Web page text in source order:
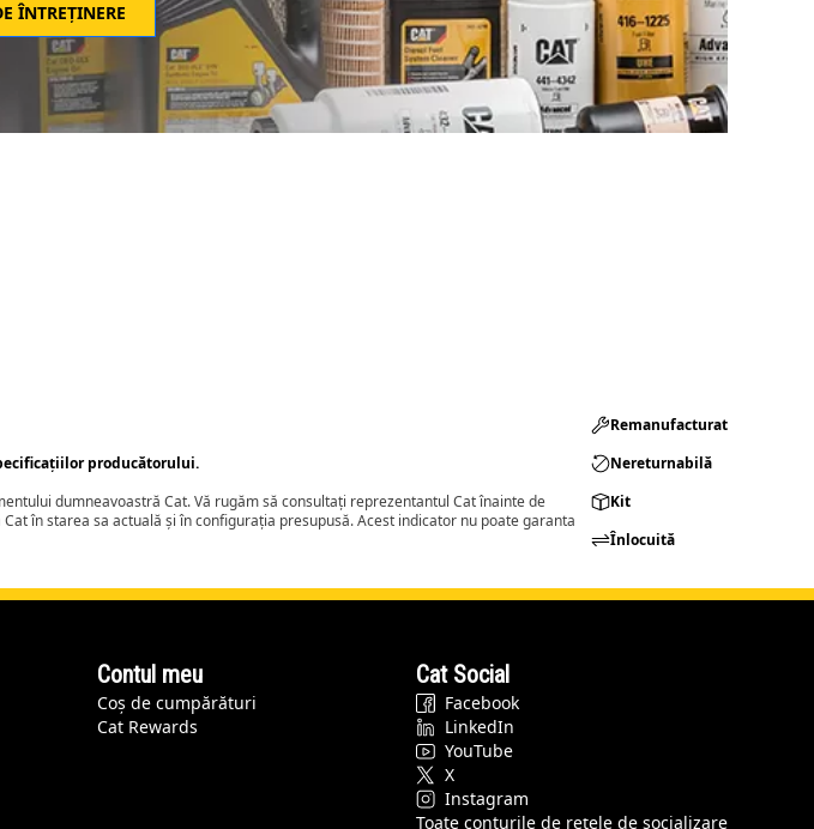
ÎNTREȚINERE
producătorului.
dumneavoastră Cat. Vă rugăm să consultați reprezentantul Cat înainte de
în starea sa actuală și în configurația presupusă. Acest indicator nu poate garanta
Remanufacturat​
Nereturnabilă
Kit
Înlocuită
Contul meu
Coș de cumpărături
Cat Rewards
Cat Social
Facebook
LinkedIn
YouTube
X
Instagram
Toate conturile de rețele de socializare